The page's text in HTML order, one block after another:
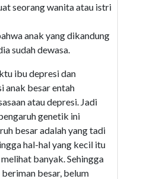
seorang wanita atau istri
anak yang dikandung
sudah dewasa.
ibu depresi dan
anak besar entah
atau depresi. Jadi
genetik ini
besar adalah yang tadi
hal-hal yang kecil itu
banyak. Sehingga
besar, belum